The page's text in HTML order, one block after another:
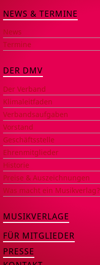
NEWS & TERMINE
News
Termine
DER DMV
Der Verband
Klimaleitfaden
Verbandsaufgaben
Vorstand
Geschäftsstelle
Ehrenmitglieder
Historie
Preise & Auszeichnungen
Was macht ein Musikverlag?
MUSIKVERLAGE
FÜR MITGLIEDER
PRESSE